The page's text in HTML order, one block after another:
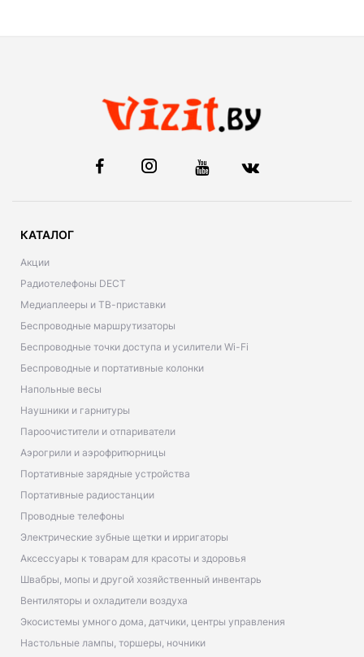
КАТАЛОГ
Акции
Радиотелефоны DECT
Медиаплееры и ТВ-приставки
Беспроводные маршрутизаторы
Беспроводные точки доступа и усилители Wi-Fi
Беспроводные и портативные колонки
Напольные весы
Наушники и гарнитуры
Пароочистители и отпариватели
Аэрогрили и аэрофритюрницы
Портативные зарядные устройства
Портативные радиостанции
Проводные телефоны
Электрические зубные щетки и ирригаторы
Аксессуары к товарам для красоты и здоровья
Швабры, мопы и другой хозяйственный инвентарь
Вентиляторы и охладители воздуха
Экосистемы умного дома, датчики, центры управления
Настольные лампы, торшеры, ночники